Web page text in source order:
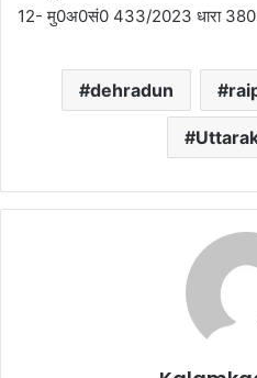
12- मु0अ0सं0 433/2023 धारा 380
dehradun